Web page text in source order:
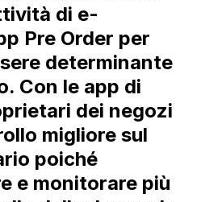
di e-
Pre Order per
determinante
Con le app di
dei negozi
migliore sul
poiché
e monitorare più